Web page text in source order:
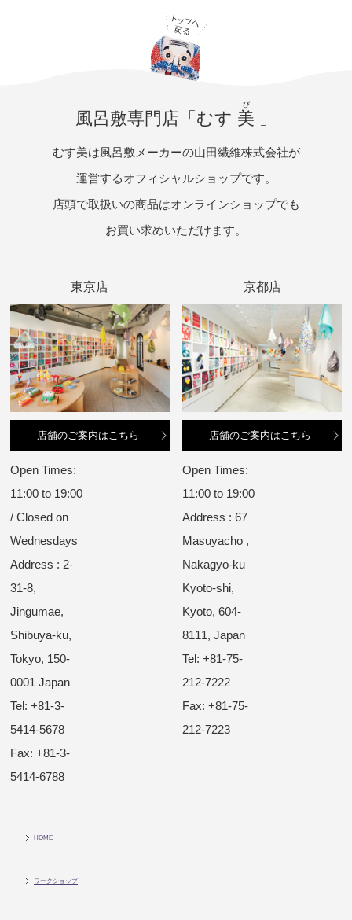
風呂敷専門店「むす 美
び
」
むす美は風呂敷メーカーの山田繊維株式会社が
運営するオフィシャルショップです。
店頭で取扱いの商品はオンラインショップでも
お買い求めいただけます。
東京店
店舗のご案内はこちら
Open Times:
11:00 to 19:00
/ Closed on
Wednesdays
Address : 2-
31-8,
Jingumae,
Shibuya-ku,
Tokyo, 150-
0001 Japan
Tel: +81-3-
5414-5678
Fax: +81-3-
5414-6788
京都店
店舗のご案内はこちら
Open Times:
11:00 to 19:00
Address : 67
Masuyacho ,
Nakagyo-ku
Kyoto-shi,
Kyoto, 604-
8111, Japan
Tel: +81-75-
212-7222
Fax: +81-75-
212-7223
HOME
ワークショップ